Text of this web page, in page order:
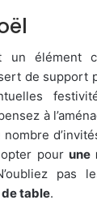
un élément
de support
à
pour une
pas
table.